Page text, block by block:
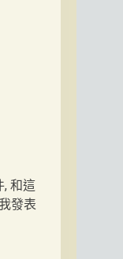
, 和這
發表